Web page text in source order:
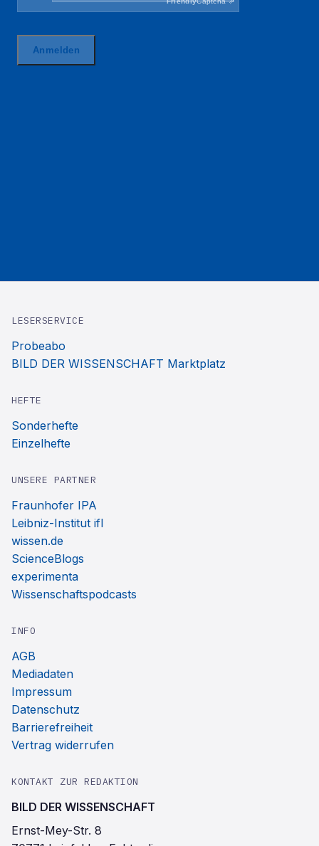
LESERSERVICE
Probeabo
BILD DER WISSENSCHAFT Marktplatz
HEFTE
Sonderhefte
Einzelhefte
UNSERE PARTNER
Fraunhofer IPA
Leibniz-Institut ifl
wissen.de
ScienceBlogs
experimenta
Wissenschaftspodcasts
INFO
AGB
Mediadaten
Impressum
Datenschutz
Barrierefreiheit
Vertrag widerrufen
KONTAKT ZUR REDAKTION
BILD DER WISSENSCHAFT
Ernst-Mey-Str. 8